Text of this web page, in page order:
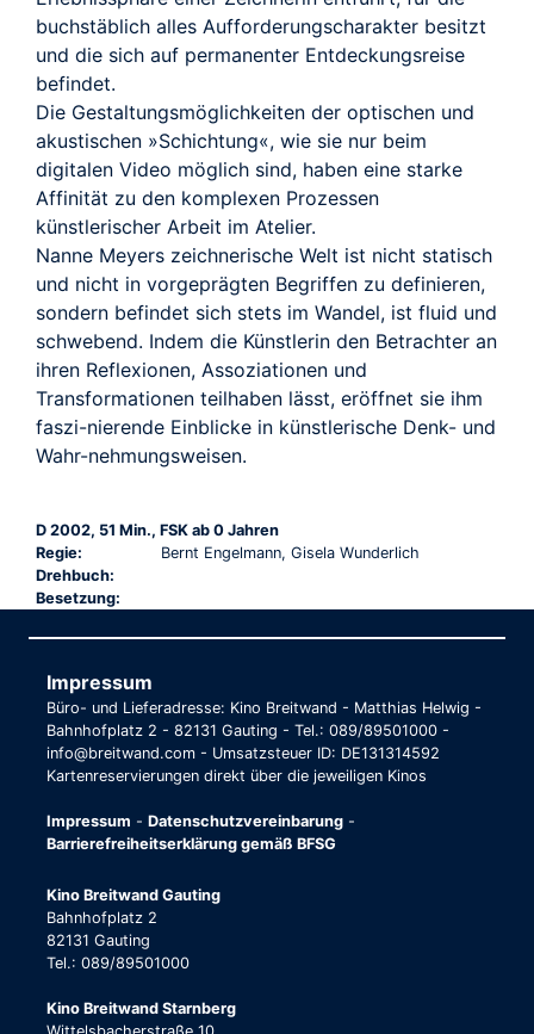
buchstäblich alles Aufforderungscharakter besitzt
und die sich auf permanenter Entdeckungsreise
befindet.
Die Gestaltungsmöglichkeiten der optischen und
akustischen »Schichtung«, wie sie nur beim
digitalen Video möglich sind, haben eine starke
Affinität zu den komplexen Prozessen
künstlerischer Arbeit im Atelier.
Nanne Meyers zeichnerische Welt ist nicht statisch
und nicht in vorgeprägten Begriffen zu definieren,
sondern befindet sich stets im Wandel, ist fluid und
schwebend. Indem die Künstlerin den Betrachter an
ihren Reflexionen, Assoziationen und
Transformationen teilhaben lässt, eröffnet sie ihm
faszi-nierende Einblicke in künstlerische Denk- und
Wahr-nehmungsweisen.
D 2002, 51 Min., FSK ab 0 Jahren
Regie:
Bernt Engelmann, Gisela Wunderlich
Drehbuch:
Besetzung:
Impressum
Büro- und Lieferadresse: Kino Breitwand - Matthias Helwig -
Bahnhofplatz 2 - 82131 Gauting - Tel.: 089/89501000 -
info@breitwand.com - Umsatzsteuer ID: DE131314592
Kartenreservierungen direkt über die jeweiligen Kinos
Impressum - Datenschutzvereinbarung -
Barrierefreiheitserklärung gemäß BFSG
Kino Breitwand Gauting
Bahnhofplatz 2
82131 Gauting
Tel.: 089/89501000
Kino Breitwand Starnberg